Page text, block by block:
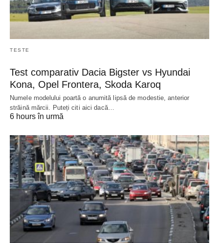
TESTE
Test comparativ Dacia Bigster vs Hyundai
Kona, Opel Frontera, Skoda Karoq
Numele modelului poartă o anumită lipsă de modestie, anterior
străină mărcii. Puteți citi aici dacă…
6 hours în urmă